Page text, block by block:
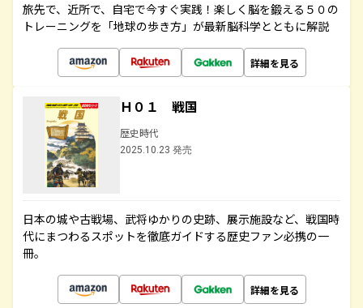
旅先で、近所で、自宅で今すぐ実践！楽しく脳を鍛える５０の
トレーニングを「地球の歩き方」が最新脳科学とともに解説
詳細を見る
Ｈ０１ 戦国
歴史時代
2025.10.23 発売
日本の城や古戦場、武将ゆかりの史跡、展示施設など、戦国時
代にまつわるスポットを徹底ガイドする歴史ファン必携の一
冊。
詳細を見る